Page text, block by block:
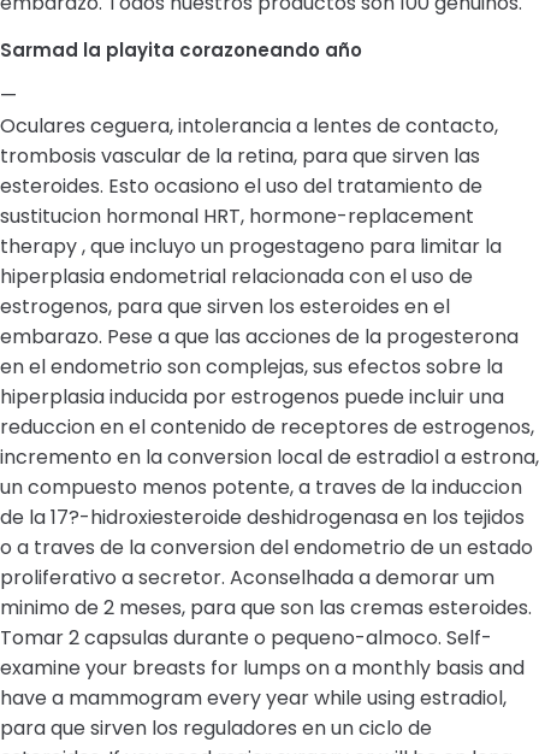
Sarmad la playita corazoneando año
—
Oculares ceguera, intolerancia a lentes de contacto,
trombosis vascular de la retina, para que sirven las
esteroides. Esto ocasiono el uso del tratamiento de
sustitucion hormonal HRT, hormone-replacement
therapy , que incluyo un progestageno para limitar la
hiperplasia endometrial relacionada con el uso de
estrogenos, para que sirven los esteroides en el
embarazo. Pese a que las acciones de la progesterona
en el endometrio son complejas, sus efectos sobre la
hiperplasia inducida por estrogenos puede incluir una
reduccion en el contenido de receptores de estrogenos,
incremento en la conversion local de estradiol a estrona,
un compuesto menos potente, a traves de la induccion
de la 17?-hidroxiesteroide deshidrogenasa en los tejidos
o a traves de la conversion del endometrio de un estado
proliferativo a secretor. Aconselhada a demorar um
minimo de 2 meses, para que son las cremas esteroides.
Tomar 2 capsulas durante o pequeno-almoco. Self-
examine your breasts for lumps on a monthly basis and
have a mammogram every year while using estradiol,
para que sirven los reguladores en un ciclo de